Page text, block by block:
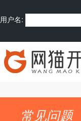
用户名:
常见问题